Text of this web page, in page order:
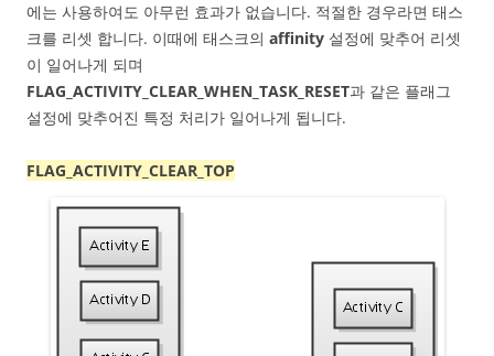
에는 사용하여도 아무런 효과가 없습니다. 적절한 경우라면 태스
크를 리셋 합니다. 이때에 태스크의 affinity 설정에 맞추어 리셋
이 일어나게 되며
FLAG_ACTIVITY_CLEAR_WHEN_TASK_RESET과 같은 플래그
설정에 맞추어진 특정 처리가 일어나게 됩니다.
FLAG_ACTIVITY_CLEAR_TOP